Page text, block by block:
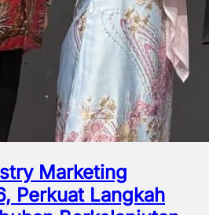
Marketing
Perkuat Langkah